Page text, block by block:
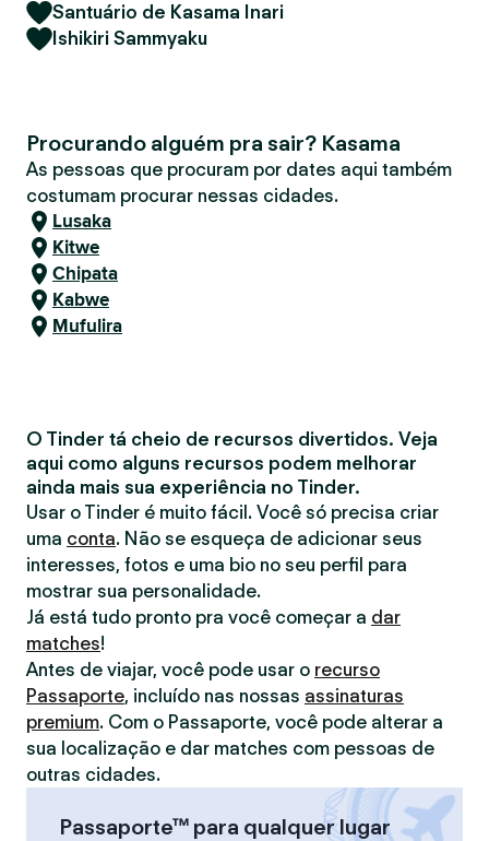
Santuário de Kasama Inari
Ishikiri Sammyaku
Procurando alguém pra sair? Kasama
As pessoas que procuram por dates aqui também
costumam procurar nessas cidades.
Lusaka
Kitwe
Chipata
Kabwe
Mufulira
O Tinder tá cheio de recursos divertidos. Veja
aqui como alguns recursos podem melhorar
ainda mais sua experiência no Tinder.
Usar o Tinder é muito fácil. Você só precisa criar
uma conta. Não se esqueça de adicionar seus
interesses, fotos e uma bio no seu perfil para
mostrar sua personalidade.
Já está tudo pronto pra você começar a dar
matches!
Antes de viajar, você pode usar o recurso
Passaporte, incluído nas nossas assinaturas
premium. Com o Passaporte, você pode alterar a
sua localização e dar matches com pessoas de
outras cidades.
Passaporte™ para qualquer lugar